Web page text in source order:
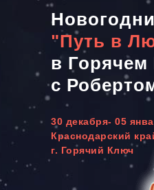
"Путь в
в
с
30 декабря- 05
Краснодарский
г. Горячий Ключ